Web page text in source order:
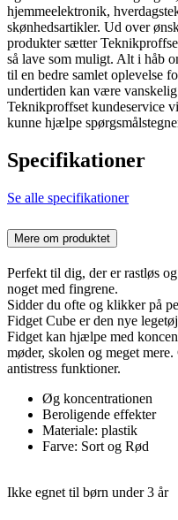
hjemmeelektronik,
skønhedsartikler. Ud over
produkter sætter
så lave som muligt. Alt i håb
til en bedre samlet oplevelse
undertiden kan være
Teknikproffset kundeservice
kunne hjælpe
Specifikationer
Se alle specifikationer
Mere om produktet
Perfekt til dig, der er rastløs
noget med fingrene.
Sidder du ofte og klikker på
Fidget Cube er den nye
Fidget kan hjælpe med
møder, skolen og meget
antistress funktioner.
Øg koncentrationen
Beroligende effekter
Materiale: plastik
Farve: Sort og Rød
Ikke egnet til børn under 3 år